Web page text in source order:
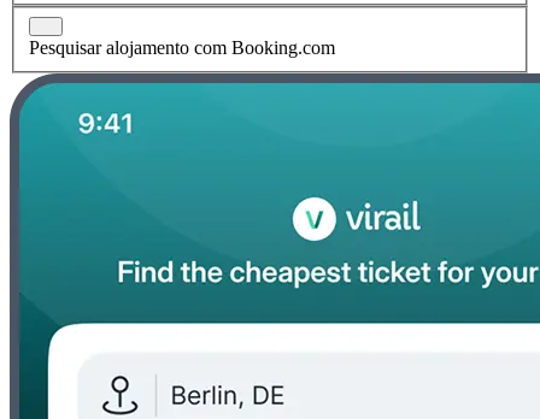
Pesquisar alojamento com Booking.com